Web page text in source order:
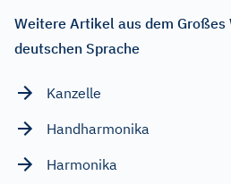
Weitere Artikel aus dem Großes
deutschen Sprache
Kanzelle
Handharmonika
Harmonika